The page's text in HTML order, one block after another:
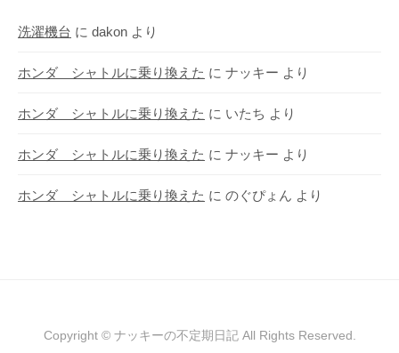
洗濯機台 に dakon より
ホンダ シャトルに乗り換えた に ナッキー より
ホンダ シャトルに乗り換えた に いたち より
ホンダ シャトルに乗り換えた に ナッキー より
ホンダ シャトルに乗り換えた に のぐぴょん より
Copyright © ナッキーの不定期日記 All Rights Reserved.